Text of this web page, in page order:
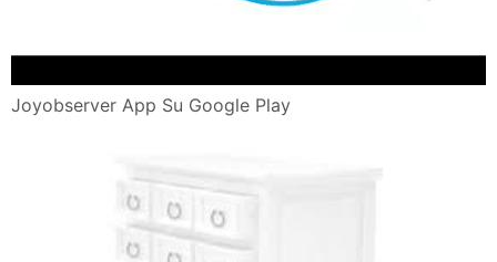
Joyobserver App Su Google Play